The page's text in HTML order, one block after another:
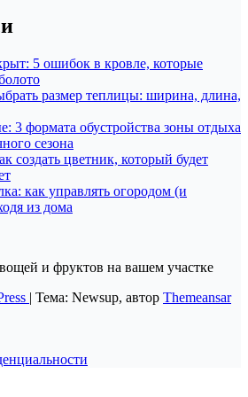
5 ошибок в кровле, которые
размер теплицы: ширина, длина,
3 формата обустройства зоны отдыха
сезона
создать цветник, который будет
как управлять огородом (и
из дома
и фруктов на вашем участке
| Тема: Newsup, автор Themeansar